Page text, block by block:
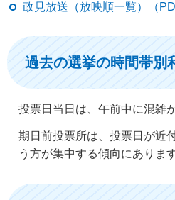
政見放送（放映順一覧）（
過去の選挙の時間帯別
投票日当日は、午前中に混雑
期日前投票所は、投票日が近
う方が集中する傾向にあります